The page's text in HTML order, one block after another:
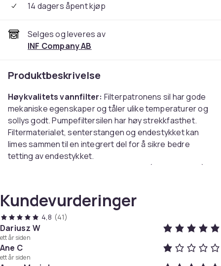
14 dagers åpent kjøp
Selges og leveres av
INF Company AB
Produktbeskrivelse
Høykvalitets vannfilter: Filterpatronens sil har gode
mekaniske egenskaper og tåler ulike temperaturer og
sollys godt. Pumpefiltersilen har høy strekkfasthet.
Filtermaterialet, senterstangen og endestykket kan
limes sammen til en integrert del for å sikre bedre
tetting av endestykket.
Et bassengfilter (eller spafilter)
Erstatningsfilter for MSPA bassengmodeller:
patronfilteret er egnet for oppblåsbare bassenger
som Tuscany, Mono, Camaro, Alpine, Starry, Silver
Cloud, Tekapo, Aurora.
Spesifikasjoner:
Kundevurderinger
4,8 (41)
Dariusz W
ett år siden
Ane C
ett år siden